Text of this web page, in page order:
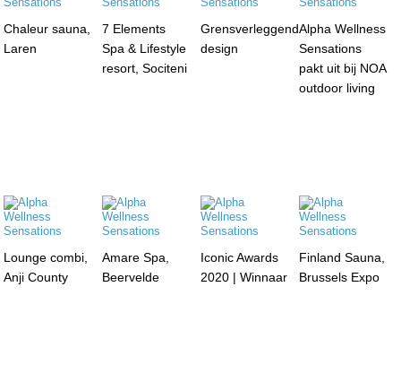
Chaleur sauna,
Laren
7 Elements
Spa & Lifestyle
resort, Sociteni
Grensverleggend
design
Alpha Wellness
Sensations
pakt uit bij NOA
outdoor living
Lounge combi,
Anji County
Amare Spa,
Beervelde
Iconic Awards
2020 | Winnaar
Finland Sauna,
Brussels Expo